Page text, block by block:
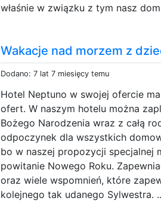
właśnie w związku z tym nasz
Wakacje nad morzem z
Dodano: 7 lat 7 miesięcy temu
Hotel Neptuno w swojej ofercie
ofert. W naszym hotelu można
Bożego Narodzenia wraz z całą
odpoczynek dla wszystkich
bo w naszej propozycji specjalnej
powitanie Nowego Roku.
oraz wiele wspomnień, które
kolejnego tak udanego Sylwestra.